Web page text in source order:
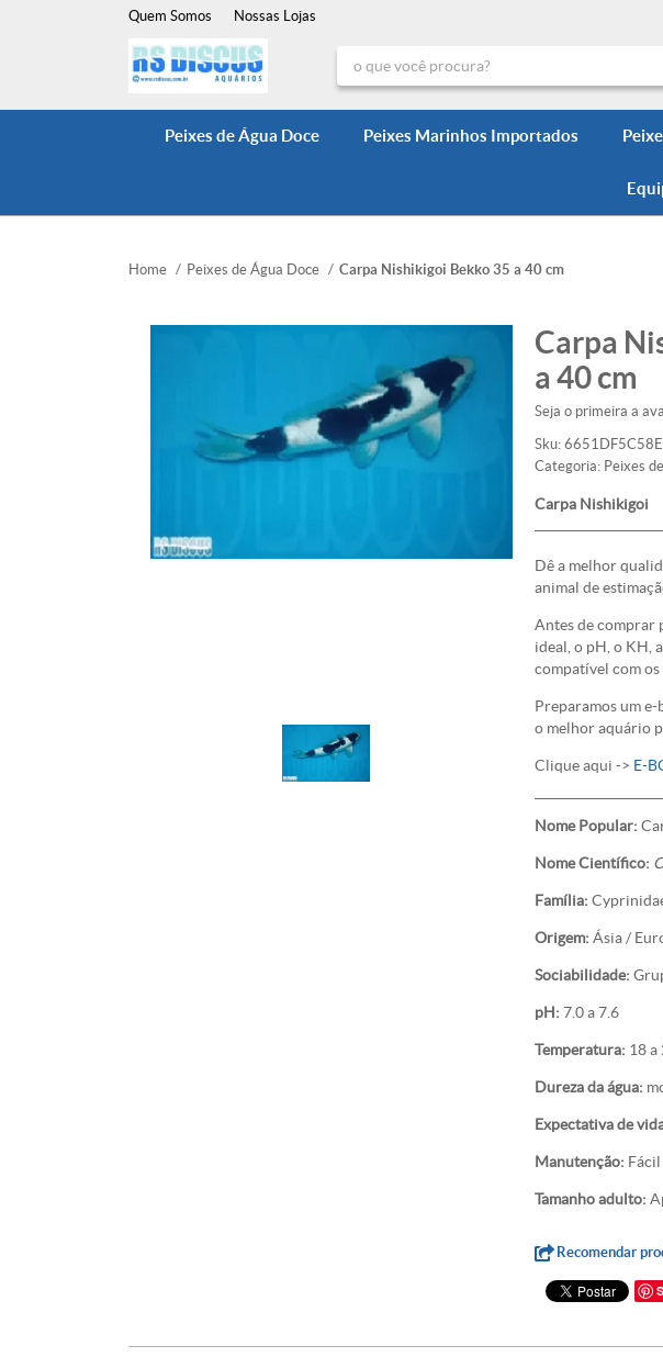
Quem Somos Nossas Lojas
Peixes de Água Doce Peixes Marinhos Importados
Home Peixes de Água Doce Carpa Nishikigoi Bekko 35 a 40 cm
Carpa
a 40 cm
Seja o primeira a
Sku:
Categoria: Peixes
Carpa Nishikigoi
Dê a melhor
animal de
Antes de comprar
ideal, o pH, o KH,
compatível com os
Preparamos um
o melhor aquário
Clique aqui -> E-
Nome Popular:
Nome Científico:
Família:
Origem: Ásia /
Sociabilidade:
pH: 7.0 a 7.6
Temperatura: 18 a
Dureza da água:
Expectativa de
Manutenção: Fácil
Tamanho adulto:
Recomendar